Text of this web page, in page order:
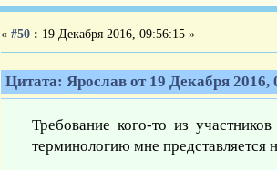
« #50 : 19 Декабря 2016, 09:56:15 »
Цитата: Ярослав от 19 Декабря 2016,
Требование кого-то из
терминологию мне представляется